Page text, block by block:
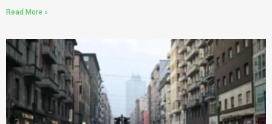
Read More »